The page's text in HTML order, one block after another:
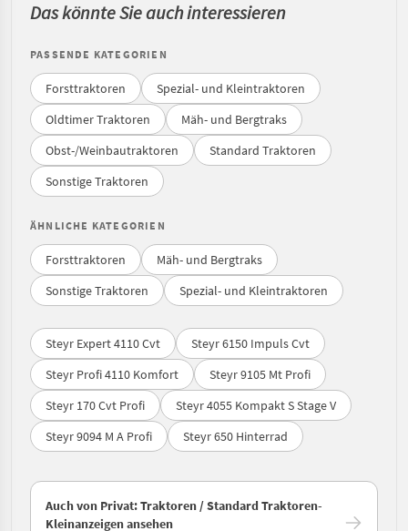
Das könnte Sie auch interessieren
PASSENDE KATEGORIEN
Forsttraktoren
Spezial- und Kleintraktoren
Oldtimer Traktoren
Mäh- und Bergtraks
Obst-/Weinbautraktoren
Standard Traktoren
Sonstige Traktoren
ÄHNLICHE KATEGORIEN
Forsttraktoren
Mäh- und Bergtraks
Sonstige Traktoren
Spezial- und Kleintraktoren
Steyr Expert 4110 Cvt
Steyr 6150 Impuls Cvt
Steyr Profi 4110 Komfort
Steyr 9105 Mt Profi
Steyr 170 Cvt Profi
Steyr 4055 Kompakt S Stage V
Steyr 9094 M A Profi
Steyr 650 Hinterrad
Auch von Privat: Traktoren / Standard Traktoren-
Kleinanzeigen ansehen